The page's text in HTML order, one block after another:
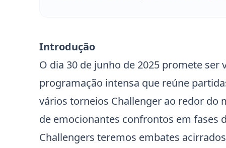
Introdução
O dia 30 de junho de 2025 promete
programação intensa que reúne
vários torneios Challenger ao redor do
de emocionantes confrontos em fases
Challengers teremos embates